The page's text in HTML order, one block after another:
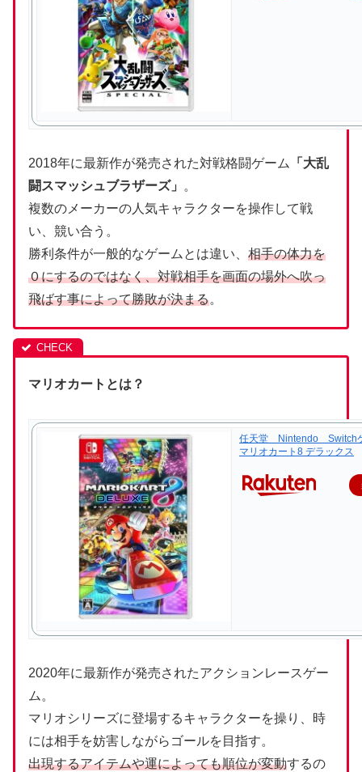
2018年に最新作が発売された対戦格闘ゲーム 「大乱
闘スマッシュブラザーズ」 。
複数のメーカーの人気キャラクターを操作して戦
い、競い合う。
勝利条件が一般的なゲームとは違い、 相手の体力を
０にするのではなく、対戦相手を画面の場外へ吹っ
飛ばす事によって勝敗が決まる。
マリオカートとは？
任天堂 Nintendo Switch
マリオカート8 デラックス
2020年に最新作が発売されたアクションレースゲー
ム。
マリオシリーズに登場するキャラクターを操り、時
には相手を妨害しながらゴールを目指す。
出現するアイテムや運によっても順位が変動するの